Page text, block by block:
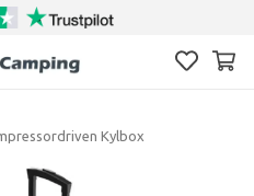
Kylbox